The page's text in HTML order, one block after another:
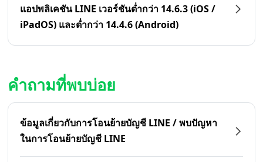
แอปพลิเคชัน LINE เวอร์ชันต่ำกว่า 14.6.3 (iOS /
iPadOS) และต่ำกว่า 14.4.6 (Android)
คำถามที่พบบ่อย
ข้อมูลเกี่ยวกับการโอนย้ายบัญชี LINE / พบปัญหา
ในการโอนย้ายบัญชี LINE